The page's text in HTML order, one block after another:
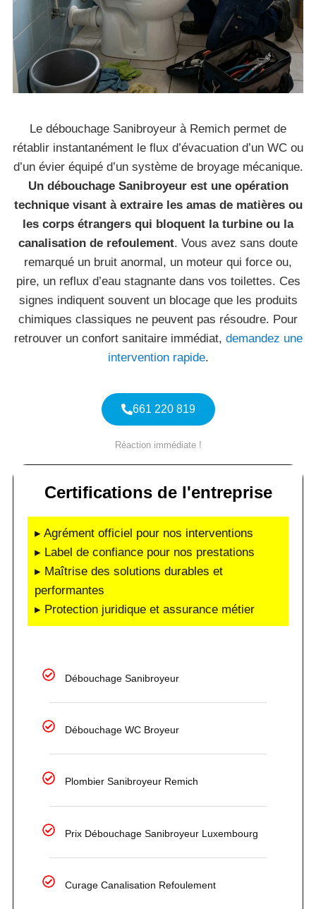
Le débouchage Sanibroyeur à Remich permet de
rétablir instantanément le flux d’évacuation d’un WC ou
d’un évier équipé d’un système de broyage mécanique.
Un débouchage Sanibroyeur est une opération
technique visant à extraire les amas de matières ou
les corps étrangers qui bloquent la turbine ou la
canalisation de refoulement. Vous avez sans doute
remarqué un bruit anormal, un moteur qui force ou,
pire, un reflux d’eau stagnante dans vos toilettes. Ces
signes indiquent souvent un blocage que les produits
chimiques classiques ne peuvent pas résoudre. Pour
retrouver un confort sanitaire immédiat, demandez une
intervention rapide.
661 220 819
Réaction immédiate !
Certifications de l'entreprise
▸ Agrément officiel pour nos interventions
▸ Label de confiance pour nos prestations
▸ Maîtrise des solutions durables et
performantes
▸ Protection juridique et assurance métier
Débouchage Sanibroyeur
Débouchage WC Broyeur
Plombier Sanibroyeur Remich
Prix Débouchage Sanibroyeur Luxembourg
Curage Canalisation Refoulement